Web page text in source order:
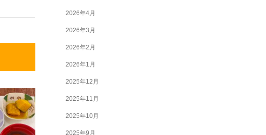
2026年4月
2026年3月
2026年2月
2026年1月
2025年12月
2025年11月
2025年10月
2025年9月